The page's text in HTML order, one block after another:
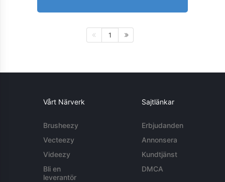
1
Vårt Närverk
Brusheezy
Vecteezy
Videezy
Bli en
leverantör
Sajtlänkar
Erbjudanden
Annonsera
Kundtjänst
DMCA